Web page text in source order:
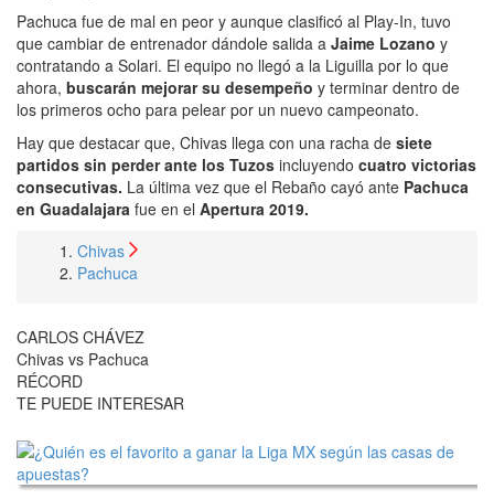
Pachuca fue de mal en peor y aunque clasificó al Play-In, tuvo
que cambiar de entrenador dándole salida a Jaime Lozano y
contratando a Solari. El equipo no llegó a la Liguilla por lo que
ahora, buscarán mejorar su desempeño y terminar dentro de
los primeros ocho para pelear por un nuevo campeonato.
Hay que destacar que, Chivas llega con una racha de siete
partidos sin perder ante los Tuzos incluyendo cuatro victorias
consecutivas. La última vez que el Rebaño cayó ante Pachuca
en Guadalajara fue en el Apertura 2019.
Chivas
Pachuca
CARLOS CHÁVEZ
Chivas vs Pachuca
RÉCORD
TE PUEDE INTERESAR